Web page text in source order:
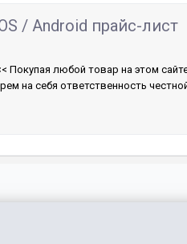
/ Android прайс-лист
любой товар на этом
на себя ответственность